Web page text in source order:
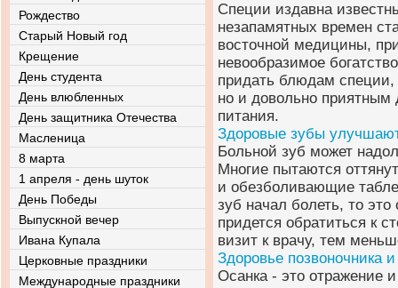
Специи издавна
незапамятных времен
восточной медицины,
невообразимое
придать блюдам специи,
но и довольно приятным
питания.
Здоровые зубы
Больной зуб может
Многие пытаются
и обезболивающие
зуб начал болеть, то это
придется обратиться к
визит к врачу, тем
Здоровье позвоночника
Осанка - это отражение
Рождество
Старый Новый год
Крещение
День студента
День влюбленных
День защитника Отечества
Масленица
8 марта
1 апреля - день шуток
День Победы
Выпускной вечер
Ивана Купала
Церковные праздники
Международные праздники